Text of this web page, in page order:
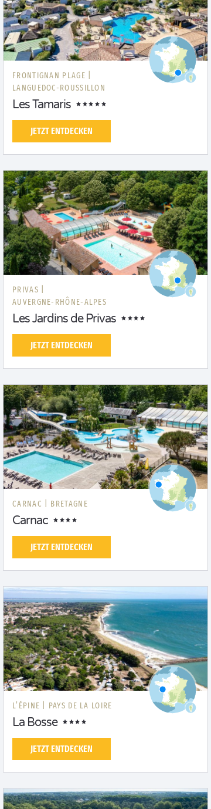
FRONTIGNAN PLAGE |
LANGUEDOC-ROUSSILLON
Les Tamaris
JETZT ENTDECKEN
PRIVAS |
AUVERGNE-RHÔNE-ALPES
Les Jardins de Privas
JETZT ENTDECKEN
CARNAC | BRETAGNE
Carnac
JETZT ENTDECKEN
L’ÉPINE | PAYS DE LA LOIRE
La Bosse
JETZT ENTDECKEN